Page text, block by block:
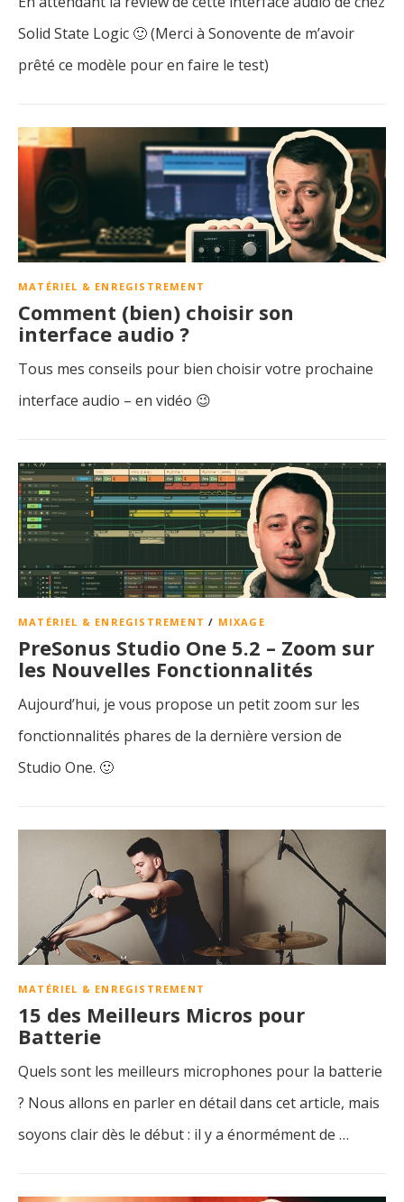
Solid State Logic 🙂 (Merci à Sonovente de m’avoir
prêté ce modèle pour en faire le test)
MATÉRIEL & ENREGISTREMENT
Comment (bien) choisir son
interface audio ?
Tous mes conseils pour bien choisir votre prochaine
interface audio – en vidéo 😉
MATÉRIEL & ENREGISTREMENT / MIXAGE
PreSonus Studio One 5.2 – Zoom sur
les Nouvelles Fonctionnalités
Aujourd’hui, je vous propose un petit zoom sur les
fonctionnalités phares de la dernière version de
Studio One. 🙂
MATÉRIEL & ENREGISTREMENT
15 des Meilleurs Micros pour
Batterie
Quels sont les meilleurs microphones pour la batterie
? Nous allons en parler en détail dans cet article, mais
soyons clair dès le début : il y a énormément de …